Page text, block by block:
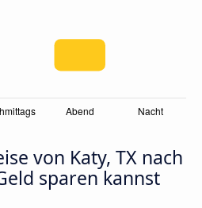
von Katy, TX nach
sparen kannst